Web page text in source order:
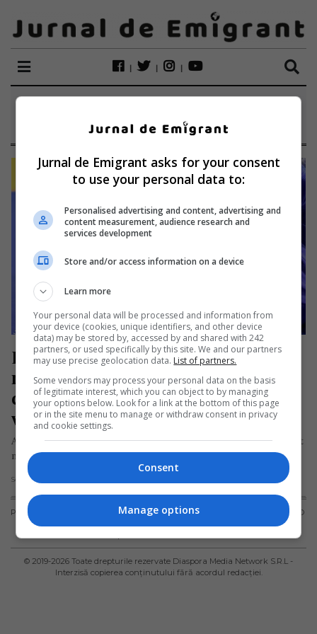
BRAZILIAN
Emoționanta poveste a tinerei
românce din Italia care a învins
cancerul, apoi a devenit
vicecampioană la Jiu-Jitsu brazilian
Are numai 22 de ani, dar a trecut prin mai multe greutăți decât
mulți dintre noi într-o viață întreagă și…
Scris de Mihai Diaconu
PUBLICITATE
POLITICA DE
POLITICA PRIVIND
© 2019-2026 Toate drepturile rezervate Diaspora Media Network S.R.L -
Interzisă copierea conținutului fără acordul redacției.
Jurnal de Emigrant asks for your consent
to use your personal data to:
Personalised advertising and content, advertising and
content measurement, audience research and
services development
Store and/or access information on a device
Learn more
Your personal data will be processed and information from
your device (cookies, unique identifiers, and other device
data) may be stored by, accessed by and shared with 242
partners, or used specifically by this site. We and our partners
may use precise geolocation data. List of partners.
Some vendors may process your personal data on the basis
of legitimate interest, which you can object to by managing
your options below. Look for a link at the bottom of this page
or in the site menu to manage or withdraw consent in privacy
and cookie settings.
Consent
Manage options